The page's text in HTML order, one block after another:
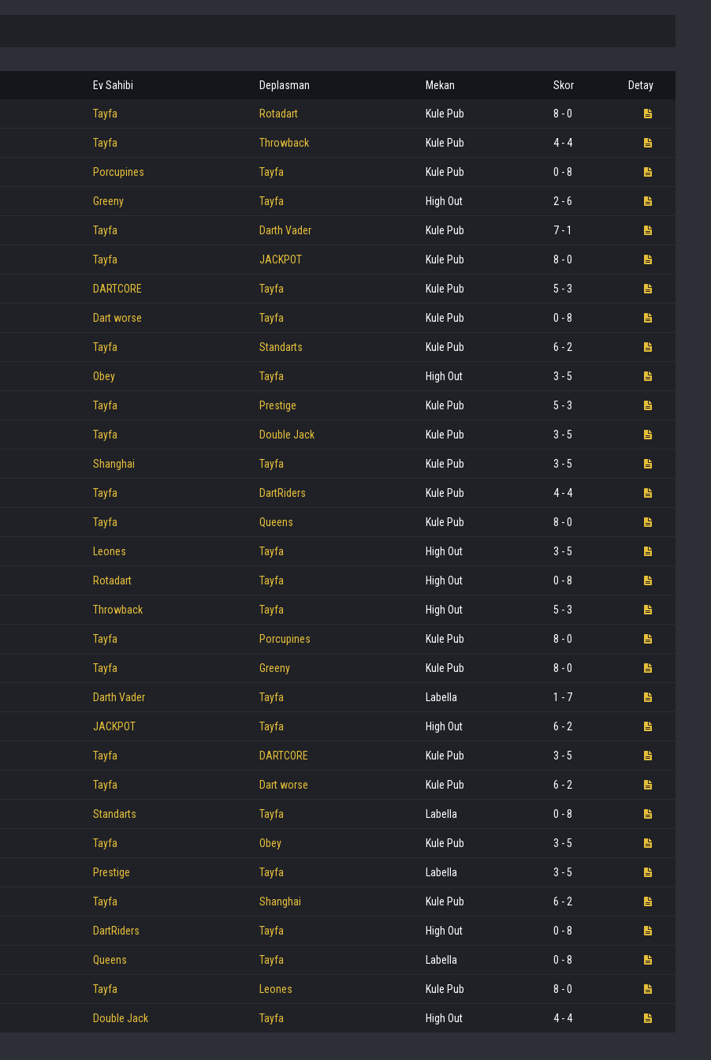
Ev Sahibi Deplasman Mekan Skor Detay
Tayfa Rotadart Kule Pub 8 - 0
Tayfa Throwback Kule Pub 4 - 4
Porcupines Tayfa Kule Pub 0 - 8
Greeny Tayfa High Out 2 - 6
Tayfa Darth Vader Kule Pub 7 - 1
Tayfa JACKPOT Kule Pub 8 - 0
DARTCORE Tayfa Kule Pub 5 - 3
Dart worse Tayfa Kule Pub 0 - 8
Tayfa Standarts Kule Pub 6 - 2
Obey Tayfa High Out 3 - 5
Tayfa Prestige Kule Pub 5 - 3
Tayfa Double Jack Kule Pub 3 - 5
Shanghai Tayfa Kule Pub 3 - 5
Tayfa DartRiders Kule Pub 4 - 4
Tayfa Queens Kule Pub 8 - 0
Leones Tayfa High Out 3 - 5
Rotadart Tayfa High Out 0 - 8
Throwback Tayfa High Out 5 - 3
Tayfa Porcupines Kule Pub 8 - 0
Tayfa Greeny Kule Pub 8 - 0
Darth Vader Tayfa Labella 1 - 7
JACKPOT Tayfa High Out 6 - 2
Tayfa DARTCORE Kule Pub 3 - 5
Tayfa Dart worse Kule Pub 6 - 2
Standarts Tayfa Labella 0 - 8
Tayfa Obey Kule Pub 3 - 5
Prestige Tayfa Labella 3 - 5
Tayfa Shanghai Kule Pub 6 - 2
DartRiders Tayfa High Out 0 - 8
Queens Tayfa Labella 0 - 8
Tayfa Leones Kule Pub 8 - 0
Double Jack Tayfa High Out 4 - 4